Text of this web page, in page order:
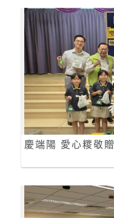
慶端陽 愛心糭敬贈